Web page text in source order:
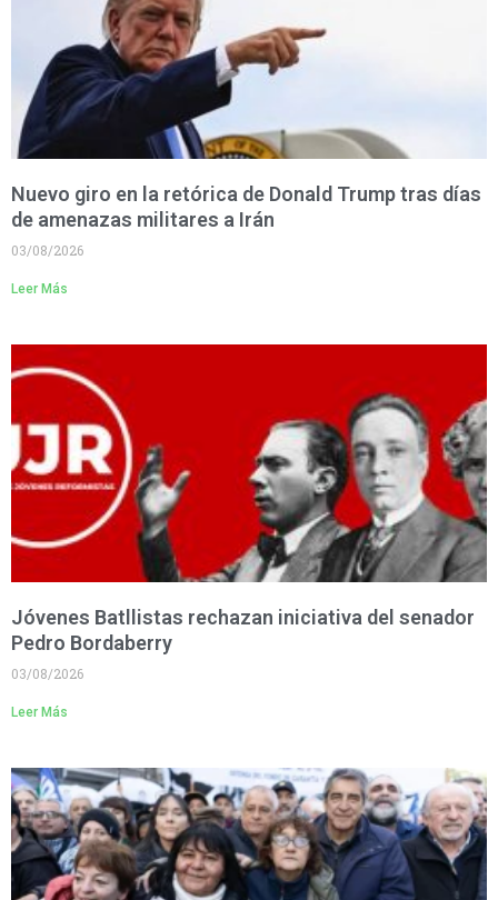
Nuevo giro en la retórica de Donald Trump tras días
de amenazas militares a Irán
03/08/2026
Leer Más
Jóvenes Batllistas rechazan iniciativa del senador
Pedro Bordaberry
03/08/2026
Leer Más